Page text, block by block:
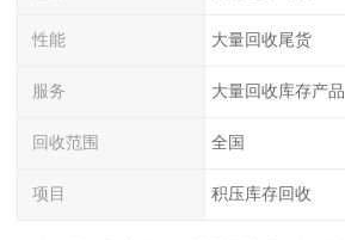
性能 大量回收尾货
服务 大量回收库存产品
回收范围 全国
项目 积压库存回收